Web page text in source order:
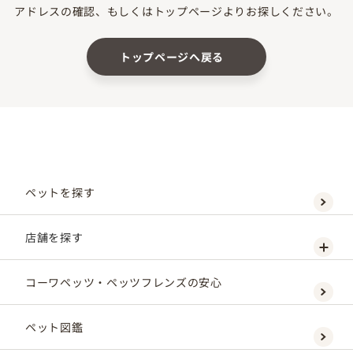
アドレスの確認、もしくはトップページよりお探しください。
トップページへ戻る
ペットを探す
店舗を探す
コーワペッツ・ペッツフレンズの安心
ペット図鑑